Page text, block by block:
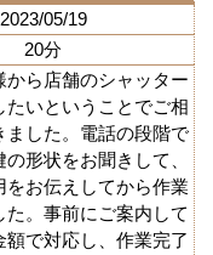
2023/05/19
20分
から店舗のシャッター
たいということでご相
ました。電話の段階で
の形状をお聞きして、
をお伝えしてから作業
た。事前にご案内して
額で対応し、作業完了